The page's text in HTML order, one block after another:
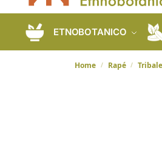
ETNOBOTANICO
Home / Rapé / Tribale